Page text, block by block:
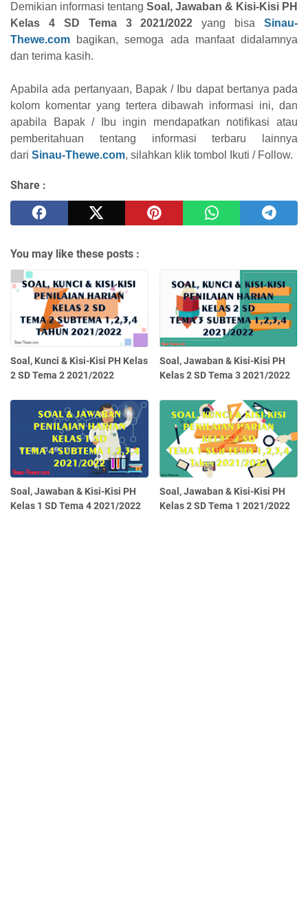
Demikian informasi tentang Soal, Jawaban & Kisi-Kisi PH
Kelas 4 SD Tema 3 2021/2022 yang bisa Sinau-
Thewe.com bagikan, semoga ada manfaat didalamnya
dan terima kasih.
Apabila ada pertanyaan, Bapak / Ibu dapat bertanya pada
kolom komentar yang tertera dibawah informasi ini, dan
apabila Bapak / Ibu ingin mendapatkan notifikasi atau
pemberitahuan tentang informasi terbaru lainnya
dari Sinau-Thewe.com, silahkan klik tombol Ikuti / Follow.
Share :
You may like these posts :
Soal, Kunci & Kisi-Kisi PH Kelas
2 SD Tema 2 2021/2022
Soal, Jawaban & Kisi-Kisi PH
Kelas 2 SD Tema 3 2021/2022
Soal, Jawaban & Kisi-Kisi PH
Kelas 1 SD Tema 4 2021/2022
Soal, Jawaban & Kisi-Kisi PH
Kelas 2 SD Tema 1 2021/2022